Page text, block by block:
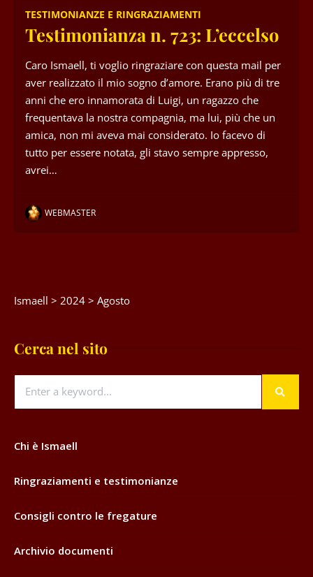
TESTIMONIANZE E RINGRAZIAMENTI
Testimonianza n. 723: L’eccelso
Caro Ismaell, ti voglio ringraziare con questa mail per
aver realizzato il mio sogno d’amore. Erano più di tre
anni che ero innamorata di Luigi, un ragazzo che
frequentava la nostra compagnia, ma lui, più che un
amica, non mi aveva mai considerato. Io facevo di
tutto per essere notata, gli stavo sempre appresso,
avrei…
WEBMASTER
Ismaell > 2024 > Agosto
Cerca nel sito
Chi è Ismaell
Ringraziamenti e testimonianze
Consigli contro le fregature
Archivio documenti